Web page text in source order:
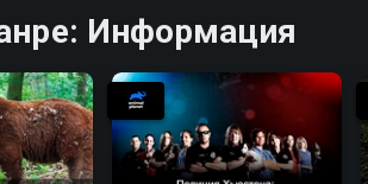
Информация